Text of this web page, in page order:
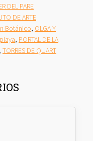
DEL PARE
DE ARTE
Botánico, OLGA Y
, PORTAL DE LA
TORRES DE QUART